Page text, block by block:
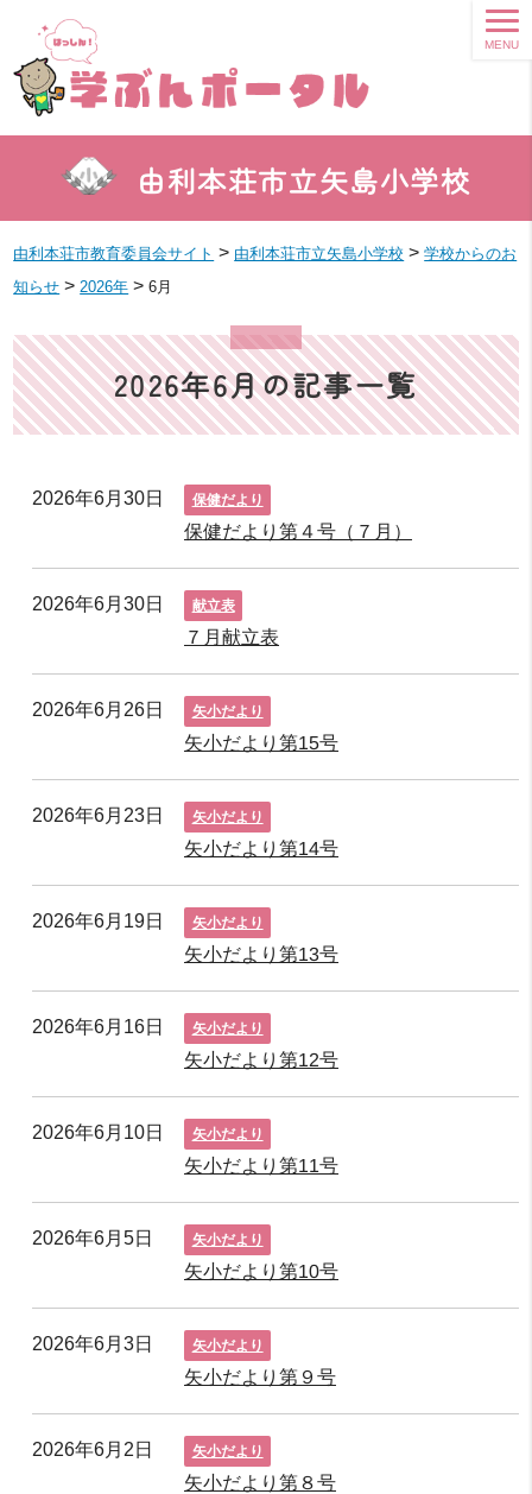
由利本荘市立矢島小学校
MENU
由利本荘市教育委員会サイト > 由利本荘市立矢島小学校 >学校からのお
知らせ > 2026年 >6月
2026年6月の記事一覧
2026年6月30日 保健だより
保健だより第４号（７月）
2026年6月30日 献立表
７月献立表
2026年6月26日 矢小だより
矢小だより第15号
2026年6月23日 矢小だより
矢小だより第14号
2026年6月19日 矢小だより
矢小だより第13号
2026年6月16日 矢小だより
矢小だより第12号
2026年6月10日 矢小だより
矢小だより第11号
2026年6月5日 矢小だより
矢小だより第10号
2026年6月3日 矢小だより
矢小だより第９号
2026年6月2日 矢小だより
矢小だより第８号